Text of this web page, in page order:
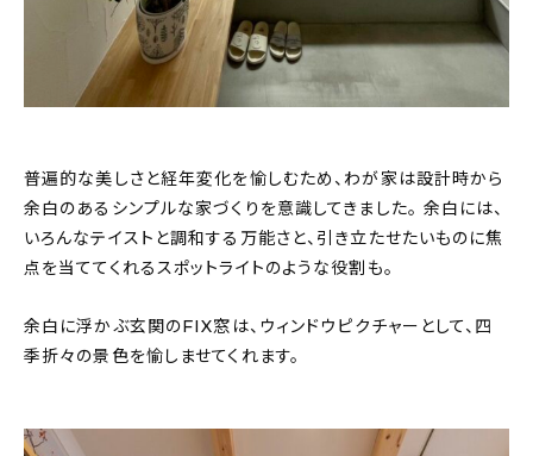
普遍的な美しさと経年変化を愉しむため、わが家は設計時から
余白のあるシンプルな家づくりを意識してきました。 余白には、
いろんなテイストと調和する万能さと、引き立たせたいものに焦
点を当ててくれるスポットライトのような役割も。
余白に浮かぶ玄関のFIX窓は、ウィンドウピクチャーとして、四
季折々の景色を愉しませてくれます。